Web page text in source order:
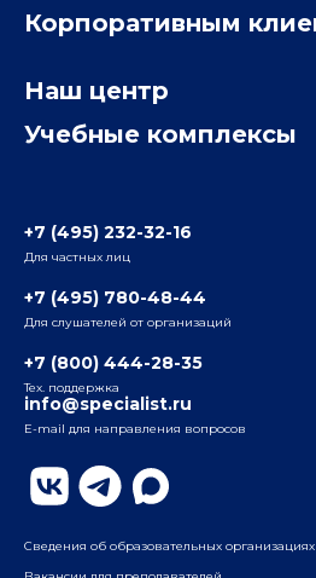
Учебные комплексы
Радио
ул. Радио, д.24, корпус 1, 2-й
ул. Воронцовская, д. 35Б, корп.2,
Бауманский
ул. Бауманская, д. 6, стр. 2,
Плаза», 4-й этаж
Мастер-классы и вебинары
Корпоративным
Отзывы компаний
Наш центр
Информация о центре
+7 (495) 232-32-16
Для частных лиц
+7 (495) 780-48-44
Для слушателей от организаций
+7 (800) 444-28-35
Тех. поддержка
info@specialist.ru
E-mail для направления вопросов
Сведения об образовательных организациях